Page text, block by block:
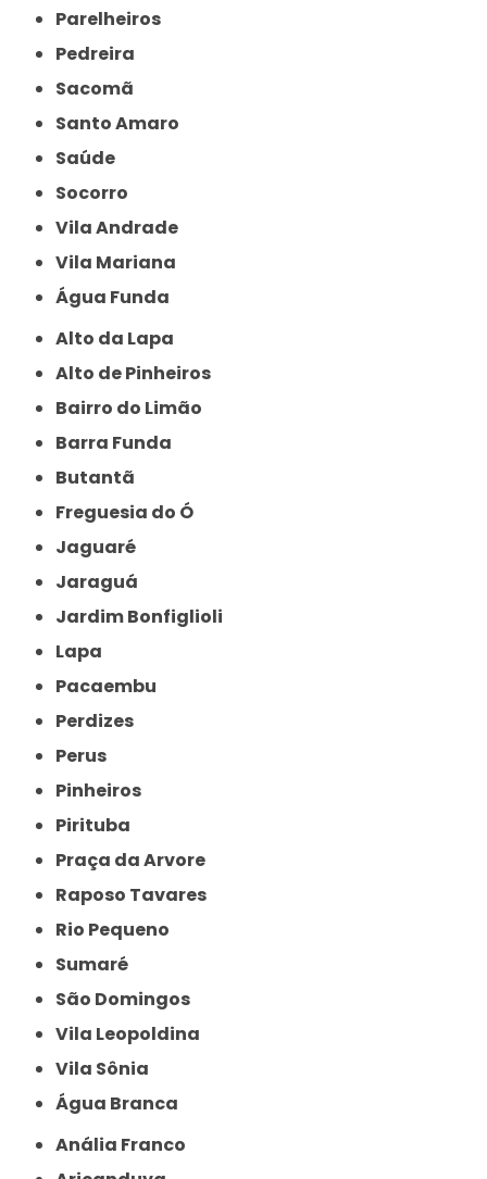
Parelheiros
Pedreira
Sacomã
Santo Amaro
Saúde
Socorro
Vila Andrade
Vila Mariana
Água Funda
Alto da Lapa
Alto de Pinheiros
Bairro do Limão
Barra Funda
Butantã
Freguesia do Ó
Jaguaré
Jaraguá
Jardim Bonfiglioli
Lapa
Pacaembu
Perdizes
Perus
Pinheiros
Pirituba
Praça da Arvore
Raposo Tavares
Rio Pequeno
Sumaré
São Domingos
Vila Leopoldina
Vila Sônia
Água Branca
Anália Franco